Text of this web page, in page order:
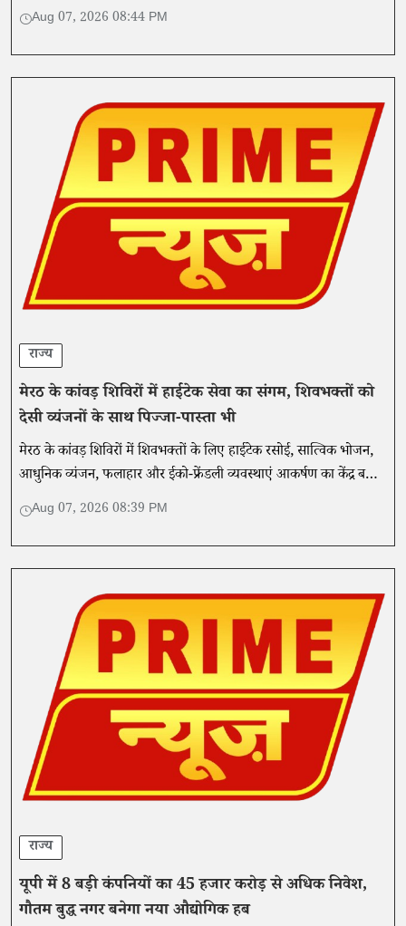
Aug 07, 2026 08:44 PM
राज्य
मेरठ के कांवड़ शिविरों में हाईटेक सेवा का संगम, शिवभक्तों को
देसी व्यंजनों के साथ पिज्जा-पास्ता भी
मेरठ के कांवड़ शिविरों में शिवभक्तों के लिए हाईटेक रसोई, सात्विक भोजन,
आधुनिक व्यंजन, फलाहार और ईको-फ्रेंडली व्यवस्थाएं आकर्षण का केंद्र बनी
हैं। प्रशासन गुणवत्ता और स्वच्छता की निगरानी कर रहा है।
Aug 07, 2026 08:39 PM
राज्य
यूपी में 8 बड़ी कंपनियों का 45 हजार करोड़ से अधिक निवेश,
गौतम बुद्ध नगर बनेगा नया औद्योगिक हब